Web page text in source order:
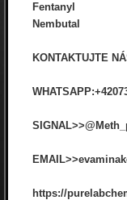
Fentanyl
Nembutal
KONTAKTUJTE
https://